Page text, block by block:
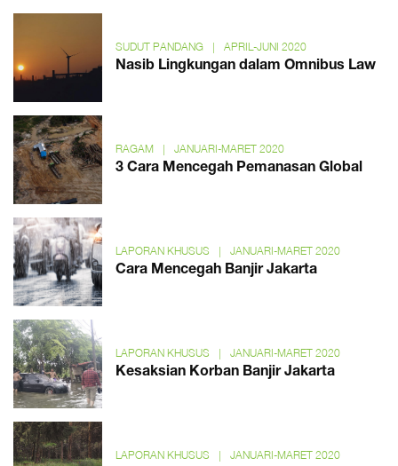
SUDUT PANDANG | APRIL-JUNI 2020
Nasib Lingkungan dalam Omnibus Law
RAGAM | JANUARI-MARET 2020
3 Cara Mencegah Pemanasan Global
LAPORAN KHUSUS | JANUARI-MARET 2020
Cara Mencegah Banjir Jakarta
LAPORAN KHUSUS | JANUARI-MARET 2020
Kesaksian Korban Banjir Jakarta
LAPORAN KHUSUS | JANUARI-MARET 2020